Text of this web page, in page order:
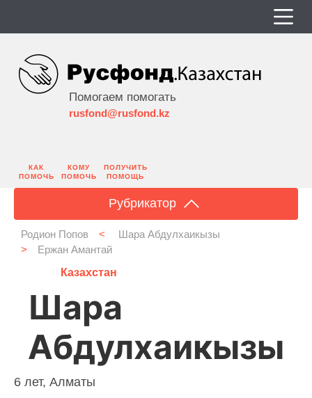
Помогаем помогать
rusfond@rusfond.kz
КАК
ПОМОЧЬ
КОМУ
ПОМОЧЬ
ПОЛУЧИТЬ
ПОМОЩЬ
Рубрикатор
Родион Попов <
Шара Абдулхаикызы
>
Ержан Амантай
Казахстан
Шара
Абдулхаикызы
6 лет, Алматы